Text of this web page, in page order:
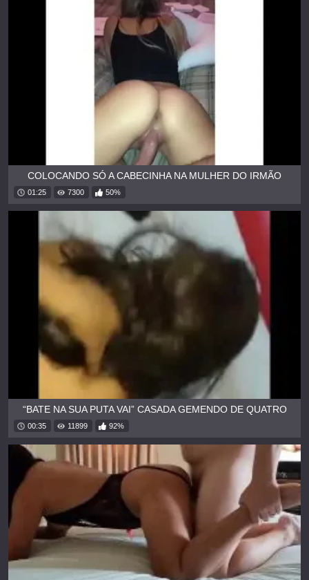
COLOCANDO SÓ A CABECINHA NA MULHER DO IRMÃO
01:25 7300 50%
“BATE NA SUA PUTA VAI” CASADA GEMENDO DE QUATRO
00:35 11899 92%